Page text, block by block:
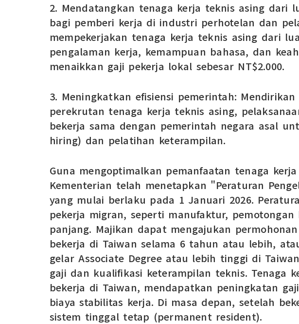
2. Mendatangkan tenaga kerja teknis asing
bagi pemberi kerja di industri perhotelan dan
mempekerjakan tenaga kerja teknis asing dari
pengalaman kerja, kemampuan bahasa, dan
menaikkan gaji pekerja lokal sebesar NT$2.000.
3. Meningkatkan efisiensi pemerintah:
perekrutan tenaga kerja teknis asing,
bekerja sama dengan pemerintah negara asal
hiring) dan pelatihan keterampilan.
Guna mengoptimalkan pemanfaatan tenaga
Kementerian telah menetapkan "Peraturan
yang mulai berlaku pada 1 Januari 2026.
pekerja migran, seperti manufaktur,
panjang. Majikan dapat mengajukan
bekerja di Taiwan selama 6 tahun atau lebih,
gelar Associate Degree atau lebih tinggi di
gaji dan kualifikasi keterampilan teknis. Tenaga
bekerja di Taiwan, mendapatkan peningkatan
biaya stabilitas kerja. Di masa depan, setelah
sistem tinggal tetap (permanent resident).